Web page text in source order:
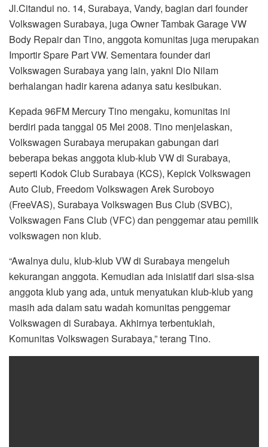
Jl.Citandui no. 14, Surabaya, Vandy, bagian dari founder
Volkswagen Surabaya, juga Owner Tambak Garage VW
Body Repair dan Tino, anggota komunitas juga merupakan
Importir Spare Part VW. Sementara founder dari
Volkswagen Surabaya yang lain, yakni Dio Nilam
berhalangan hadir karena adanya satu kesibukan.
Kepada 96FM Mercury Tino mengaku, komunitas ini
berdiri pada tanggal 05 Mei 2008. Tino menjelaskan,
Volkswagen Surabaya merupakan gabungan dari
beberapa bekas anggota klub-klub VW di Surabaya,
seperti Kodok Club Surabaya (KCS), Kepick Volkswagen
Auto Club, Freedom Volkswagen Arek Suroboyo
(FreeVAS), Surabaya Volkswagen Bus Club (SVBC),
Volkswagen Fans Club (VFC) dan penggemar atau pemilik
volkswagen non klub.
“Awalnya dulu, klub-klub VW di Surabaya mengeluh
kekurangan anggota. Kemudian ada inisiatif dari sisa-sisa
anggota klub yang ada, untuk menyatukan klub-klub yang
masih ada dalam satu wadah komunitas penggemar
Volkswagen di Surabaya. Akhirnya terbentuklah,
Komunitas Volkswagen Surabaya,” terang Tino.